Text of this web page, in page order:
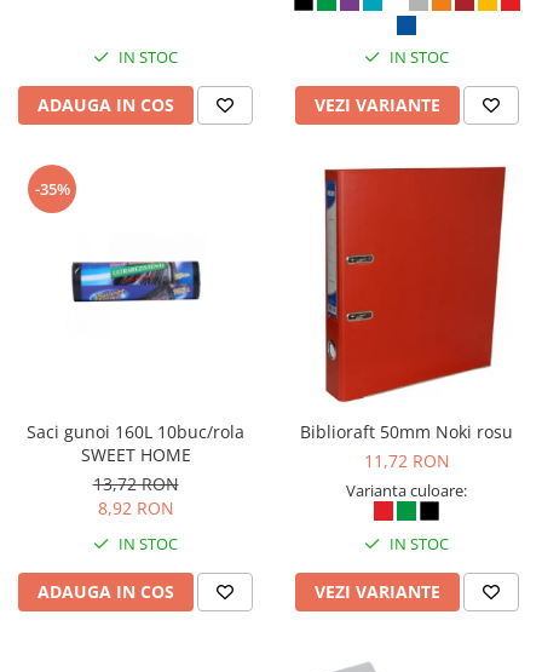
IN STOC
ADAUGA IN COS
IN STOC
VEZI VARIANTE
-35%
Saci gunoi 160L 10buc/rola
SWEET HOME
13,72 RON
8,92 RON
IN STOC
ADAUGA IN COS
Biblioraft 50mm Noki rosu
11,72 RON
Varianta culoare:
IN STOC
VEZI VARIANTE